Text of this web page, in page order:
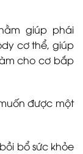
giúp phái
cơ thể, giúp
cho cơ bắp
được một
bổ sức khỏe